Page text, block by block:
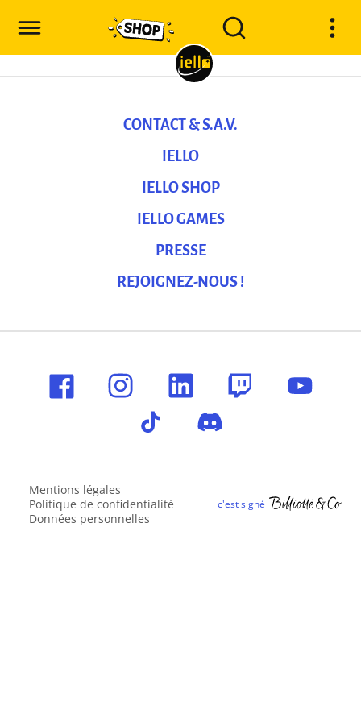
CONTACT & S.A.V.
IELLO
IELLO SHOP
IELLO GAMES
PRESSE
REJOIGNEZ-NOUS !
Mentions légales
Politique de confidentialité
Données personnelles